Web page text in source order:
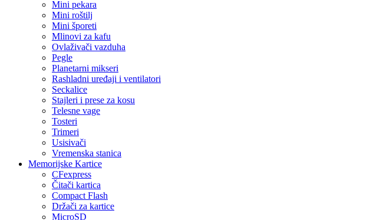
Mini pekara
Mini roštilj
Mini šporeti
Mlinovi za kafu
Ovlaživači vazduha
Pegle
Planetarni mikseri
Rashladni uređaji i ventilatori
Seckalice
Stajleri i prese za kosu
Telesne vage
Tosteri
Trimeri
Usisivači
Vremenska stanica
Memorijske Kartice
CFexpress
Čitači kartica
Compact Flash
Držači za kartice
MicroSD